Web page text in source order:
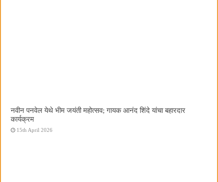
नवीन पनवेल येथे भीम जयंती महोत्सव; गायक आनंद शिंदे यांचा बहारदार
कार्यक्रम
15th April 2026